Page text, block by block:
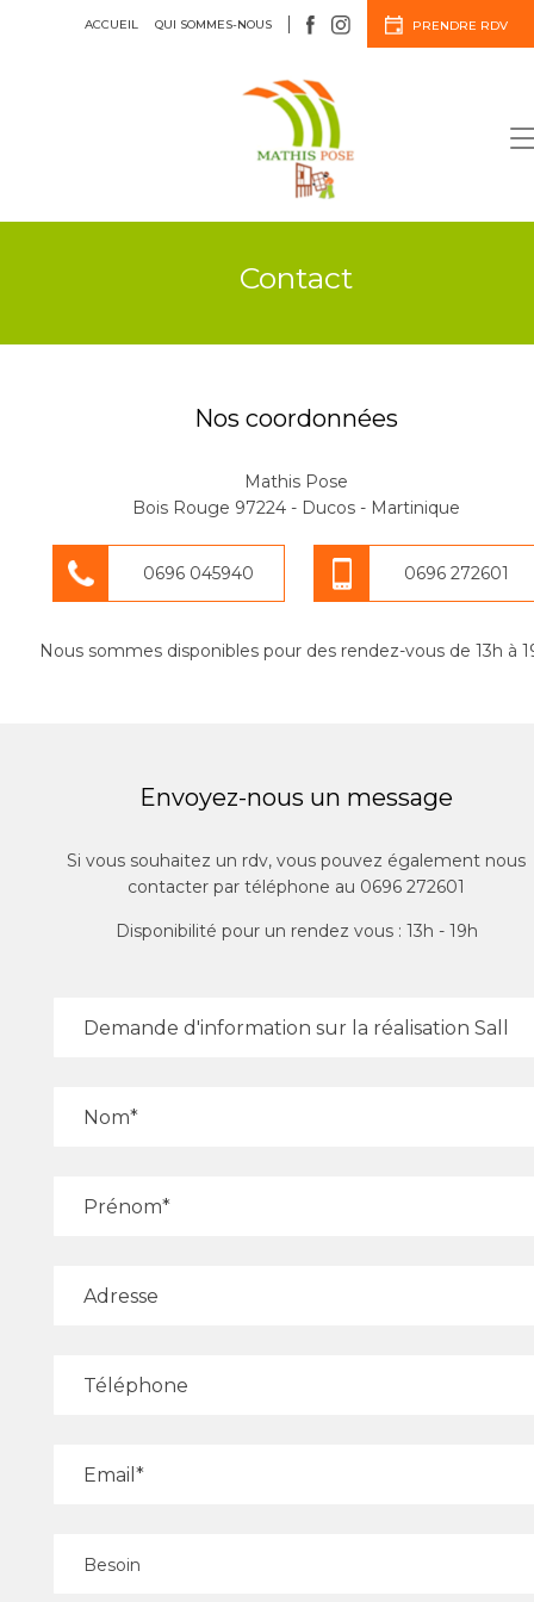
ACCUEIL QUI SOMMES-NOUS PRENDRE RDV
Menuiserie
Agencement
Contact
Nos coordonnées
Mathis Pose
Bois Rouge 97224 - Ducos - Martinique
0696 045940 0696 272601
Nous sommes disponibles pour des rendez-vous de 13h à
Envoyez-nous un message
Si vous souhaitez un rdv, vous pouvez également nous
contacter par téléphone au 0696 272601
Disponibilité pour un rendez vous : 13h - 19h